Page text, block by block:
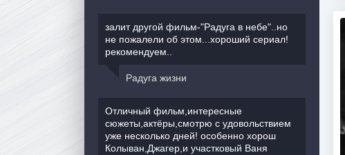
залит другой фильм-"Радуга в небе"..но
не пожалели об этом...хороший сериал!
рекомендуем..
Радуга жизни
Отличный фильм,интересные
сюжеты,актёры,смотрю с удовольствием
уже несколько дней! особенно хорош
Колыван,Джагер,и участковый Ваня